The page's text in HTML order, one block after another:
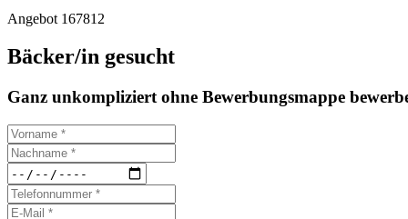
Angebot 167812
Bäcker/in gesucht
Ganz unkompliziert ohne Bewerbungsmappe